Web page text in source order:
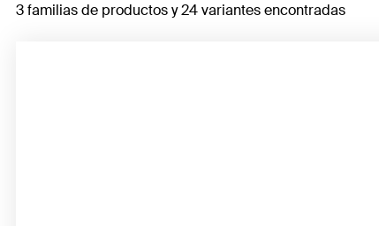
3 familias de productos y 24 variantes encontradas